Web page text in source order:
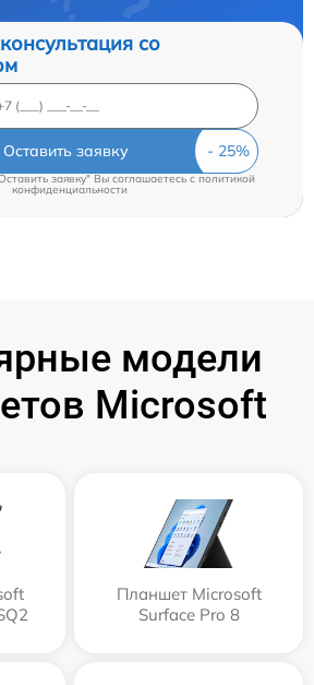
со
Оставить заявку
заявку" Вы соглашаетесь cполитикой
конфиденциальности
модели
Microsoft
Планшет Microsoft
Surface Pro 8